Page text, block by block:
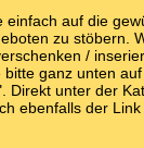
einfach auf die
zu stöbern.
/
bitte ganz unten
Direkt unter der
ebenfalls der